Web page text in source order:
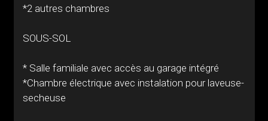
*2 autres chambres
SOUS-SOL
* Salle familiale avec accès au garage intégré
*Chambre électrique avec instalation pour laveuse-
secheuse